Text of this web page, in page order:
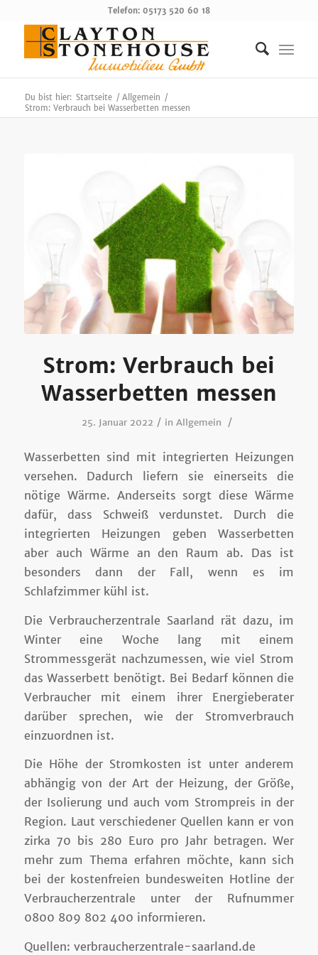
Telefon: 05173 520 60 18
Du bist hier: Startseite / Allgemein /
Strom: Verbrauch bei Wasserbetten messen
Strom: Verbrauch bei
Wasserbetten messen
25. Januar 2022 / inAllgemein /
Wasserbetten sind mit integrierten Heizungen
versehen. Dadurch liefern sie einerseits die
nötige Wärme. Anderseits sorgt diese Wärme
dafür, dass Schweiß verdunstet. Durch die
integrierten Heizungen geben Wasserbetten
aber auch Wärme an den Raum ab. Das ist
besonders dann der Fall, wenn es im
Schlafzimmer kühl ist.
Die Verbraucherzentrale Saarland rät dazu, im
Winter eine Woche lang mit einem
Strommessgerät nachzumessen, wie viel Strom
das Wasserbett benötigt. Bei Bedarf können die
Verbraucher mit einem ihrer Energieberater
darüber sprechen, wie der Stromverbrauch
einzuordnen ist.
Die Höhe der Stromkosten ist unter anderem
abhängig von der Art der Heizung, der Größe,
der Isolierung und auch vom Strompreis in der
Region. Laut verschiedener Quellen kann er von
zirka 70 bis 280 Euro pro Jahr betragen. Wer
mehr zum Thema erfahren möchte, kann sich
bei der kostenfreien bundesweiten Hotline der
Verbraucherzentrale unter der Rufnummer
0800 809 802 400 informieren.
Quellen: verbraucherzentrale-saarland.de